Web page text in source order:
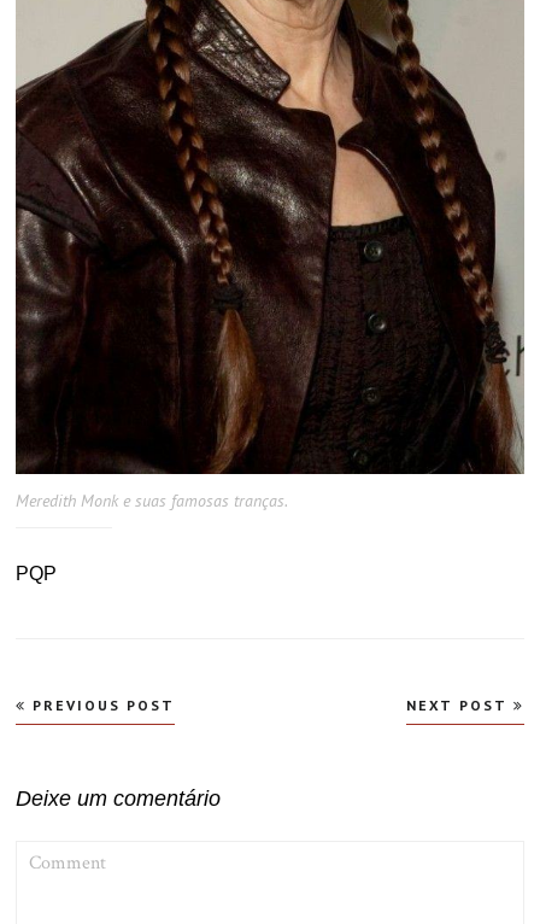
Meredith Monk e suas famosas tranças.
PQP
Navegação
de
PREVIOUS POST NEXT POST
Deixe um comentário